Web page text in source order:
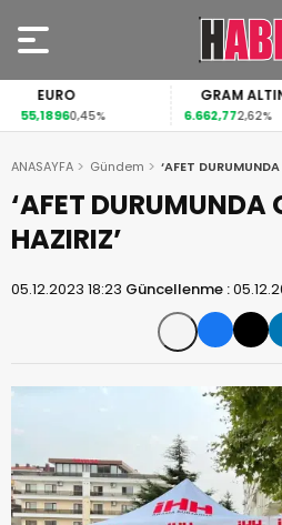
EURO
55,18960,45%
GRAM ALTIN
6.662,772,62%
ANASAYFA Gündem ‘AFET
‘AFET DURUMUNDA
HAZIRIZ’
05.12.2023 18:23 Güncellenme :